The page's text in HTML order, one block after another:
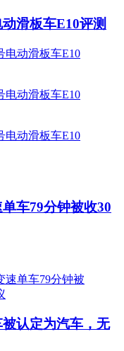
滑板车E10评测
车79分钟被收30
认定为汽车，无